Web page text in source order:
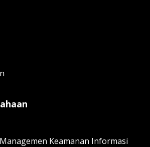
Keamanan Informasi